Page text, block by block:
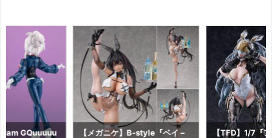
GQuuuuu
【メガニケ】B-style『ベイ –
【TFD】1/7『